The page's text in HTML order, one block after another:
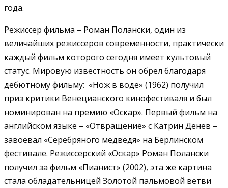
года.
Режиссер фильма – Роман Полански, один из
величайших режиссеров современности, практически
каждый фильм которого сегодня имеет культовый
статус. Мировую известность он обрел благодаря
дебютному фильму: «Нож в воде» (1962) получил
приз критики Венецианского кинофестиваля и был
номинирован на премию «Оскар». Первый фильм на
английском языке – «Отвращение» с Катрин Денев –
завоевал «Серебряного медведя» на Берлинском
фестивале. Режиссерский «Оскар» Роман Полански
получил за фильм «Пианист» (2002), эта же картина
стала обладательницей Золотой пальмовой ветви